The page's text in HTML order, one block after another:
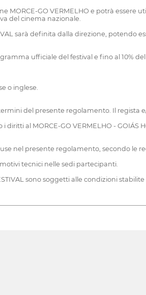
MORCE-GO VERMELHO e potrà essere
del cinema nazionale.
sarà definita dalla direzione,
ufficiale del festival e fino al 10%
o inglese.
del presente regolamento. Il
al MORCE-GO VERMELHO - GOIÁS
nel presente regolamento, secondo le
tecnici nelle sedi partecipanti.
sono soggetti alle condizioni